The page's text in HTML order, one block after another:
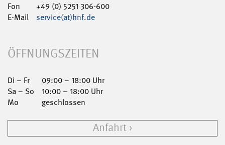
Fon
+49 (0) 5251 306-600
E-Mail
service(at)hnf.de
ÖFFNUNGSZEITEN
Di – Fr
09:00 – 18:00 Uhr
Sa – So
10:00 – 18:00 Uhr
Mo
geschlossen
Anfahrt